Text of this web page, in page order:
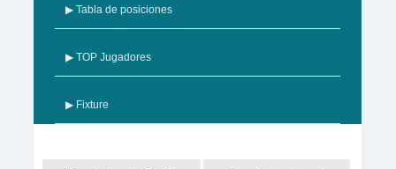
▶ Tabla de posiciones
▶ TOP Jugadores
▶ Fixture